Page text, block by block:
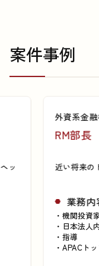
案件事例
ッ
外資系金
RM部長
近い将来の
業務内
機関投資
日本法人
指導
APACト